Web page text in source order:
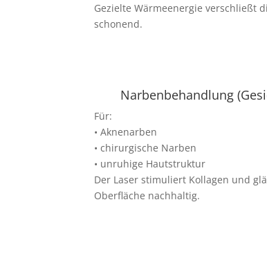
Gezielte Wärmeenergie verschließt
schonend.
Narbenbehandlung
Für:
• Aknenarben
• chirurgische Narben
• unruhige Hautstruktur
Der Laser stimuliert Kollagen und
Oberfläche nachhaltig.